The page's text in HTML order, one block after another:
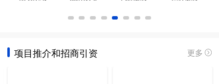
项目推介和招商引资 更多